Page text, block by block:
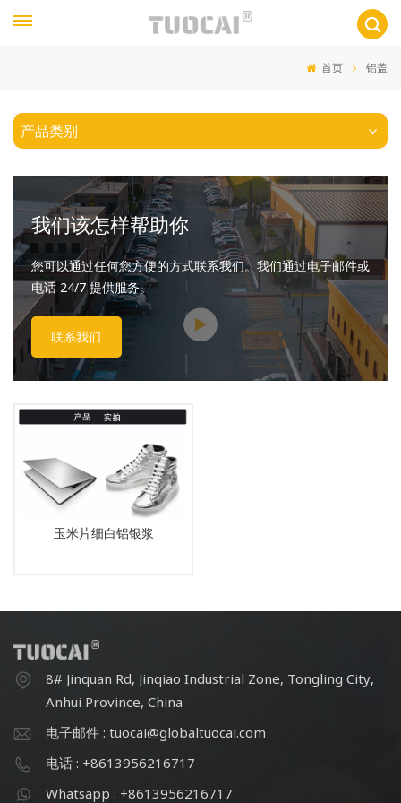
首页 铝盖
产品类别
我们该怎样帮助你
您可以通过任何您方便的方式联系我们。我们通过电子邮件或
电话 24/7 提供服务。
联系我们
玉米片细白铝银浆
8# Jinquan Rd, Jinqiao Industrial Zone, Tongling City,
Anhui Province, China
电子邮件 : tuocai@globaltuocai.com
电话 : +8613956216717
Whatsapp : +8613956216717